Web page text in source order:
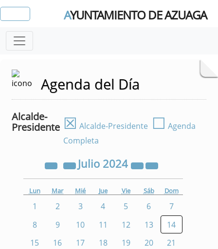
AYUNTAMIENTO DE AZUAGA
Agenda del Día
Alcalde-
Presidente ☒ Alcalde-Presidente ☐ Agenda
Completa
Julio 2024
Lun Mar Mié Jue Vie Sáb Dom
1 2 3 4 5 6
7
8
9 10 11 12 13
14
15
16 17 18 19 20
21